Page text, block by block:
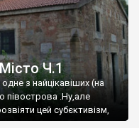
Ч.1
з найцікавіших (на
півострова .Ну,але
цей субєктивізм,